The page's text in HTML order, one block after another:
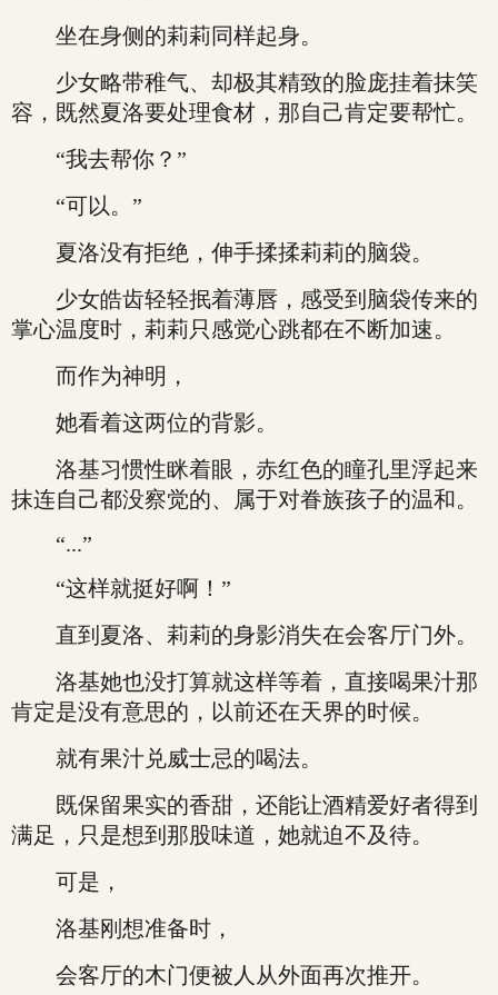
坐在身侧的莉莉同样起身。
少女略带稚气、却极其精致的脸庞挂着抹笑
容，既然夏洛要处理食材，那自己肯定要帮忙。
“我去帮你？”
“可以。”
夏洛没有拒绝，伸手揉揉莉莉的脑袋。
少女皓齿轻轻抿着薄唇，感受到脑袋传来的
掌心温度时，莉莉只感觉心跳都在不断加速。
而作为神明，
她看着这两位的背影。
洛基习惯性眯着眼，赤红色的瞳孔里浮起来
抹连自己都没察觉的、属于对眷族孩子的温和。
“...”
“这样就挺好啊！”
直到夏洛、莉莉的身影消失在会客厅门外。
洛基她也没打算就这样等着，直接喝果汁那
肯定是没有意思的，以前还在天界的时候。
就有果汁兑威士忌的喝法。
既保留果实的香甜，还能让酒精爱好者得到
满足，只是想到那股味道，她就迫不及待。
可是，
洛基刚想准备时，
会客厅的木门便被人从外面再次推开。